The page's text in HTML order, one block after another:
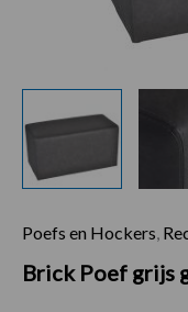
Poefs en Hockers
Brick Poef grijs